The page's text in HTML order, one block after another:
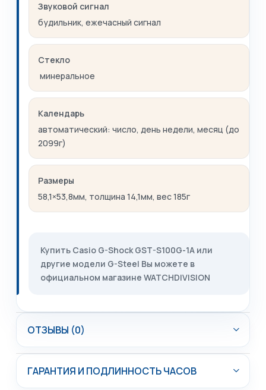
Звуковой сигнал
будильник, ежечасный сигнал
Стекло
минеральное
Календарь
автоматический: число, день недели, месяц (до
2099г)
Размеры
58,1×53,8мм, толщина 14,1мм, вес 185г
Купить Casio G-Shock GST-S100G-1A или
другие модели G-Steel Вы можете в
официальном магазине WATCHDIVISION
ОТЗЫВЫ (0)
ГАРАНТИЯ И ПОДЛИННОСТЬ ЧАСОВ